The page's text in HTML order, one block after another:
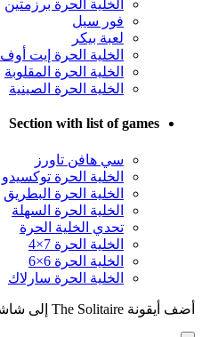
الخلية الحرة برزمتين
فور سيل
لعبة بيكر
الخلية الحرة إيت أوف
الخلية الحرة المقلوبة
الخلية الحرة الصينية
Section with list of games
سي هافن تاورز
الخلية الحرة توكسيدو
الخلية الحرة البطريق
الخلية الحرة السهلة
تحدي الخلية الحرة
الخلية الحرة 7×4
الخلية الحرة 6×6
الخلية الحرة سارلاك
أضف أيقونة The Solitaire إلى شاشتك الرئيسية ولا تفقدها أبدًا